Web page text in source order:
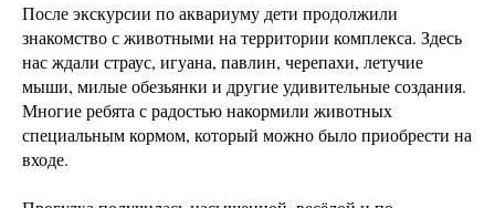
После экскурсии по аквариуму дети продолжили
знакомство с животными на территории комплекса. Здесь
нас ждали страус, игуана, павлин, черепахи, летучие
мыши, милые обезьянки и другие удивительные создания.
Многие ребята с радостью накормили животных
специальным кормом, который можно было приобрести на
входе.